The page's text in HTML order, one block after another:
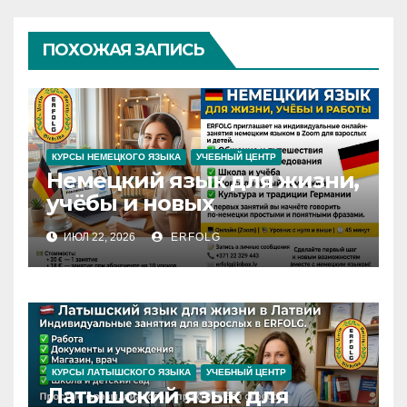
ПОХОЖАЯ ЗАПИСЬ
КУРСЫ НЕМЕЦКОГО ЯЗЫКА УЧЕБНЫЙ ЦЕНТР
Немецкий язык для жизни,
учёбы и новых
возможностей
ИЮЛ 22, 2026 ERFOLG
КУРСЫ ЛАТЫШСКОГО ЯЗЫКА УЧЕБНЫЙ ЦЕНТР
Латышский язык для